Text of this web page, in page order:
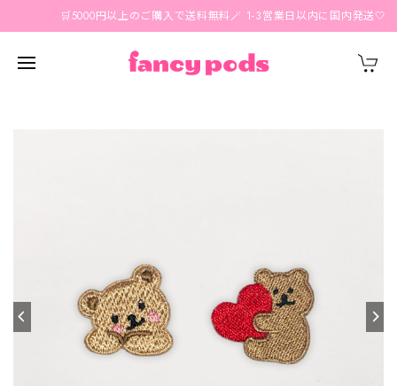
🛒5000円以上のご購入で送料無料🪄 1-3営業日以内に国内発送🤍